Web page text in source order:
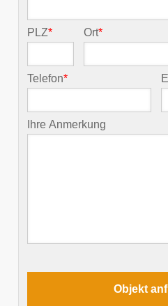
PLZ* Ort*
Telefon*
Ihre Anmerkung